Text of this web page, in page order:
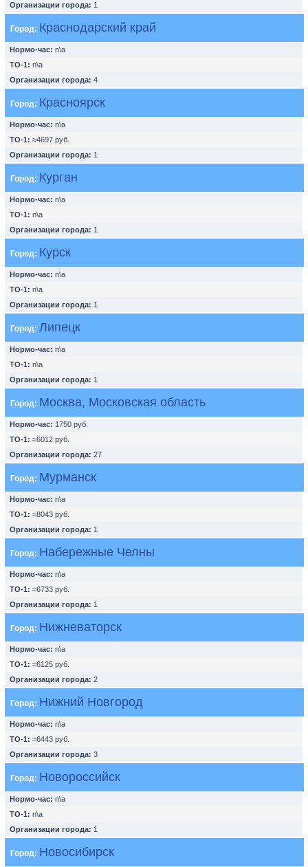
Организации города: 1
Город: Краснодарский край
Нормо-час: n\a
ТО-1: n\a
Организации города: 4
Город: Красноярск
Нормо-час: n\a
ТО-1: ≈4697 руб.
Организации города: 1
Город: Курган
Нормо-час: n\a
ТО-1: n\a
Организации города: 1
Город: Курск
Нормо-час: n\a
ТО-1: n\a
Организации города: 1
Город: Липецк
Нормо-час: n\a
ТО-1: n\a
Организации города: 1
Город: Москва, Московская область
Нормо-час: 1750 руб.
ТО-1: ≈6012 руб.
Организации города: 27
Город: Мурманск
Нормо-час: n\a
ТО-1: ≈8043 руб.
Организации города: 1
Город: Набережные Челны
Нормо-час: n\a
ТО-1: ≈6733 руб.
Организации города: 1
Город: Нижневаторск
Нормо-час: n\a
ТО-1: ≈6125 руб.
Организации города: 2
Город: Нижний Новгород
Нормо-час: n\a
ТО-1: ≈6443 руб.
Организации города: 3
Город: Новороссийск
Нормо-час: n\a
ТО-1: n\a
Организации города: 1
Город: Новосибирск